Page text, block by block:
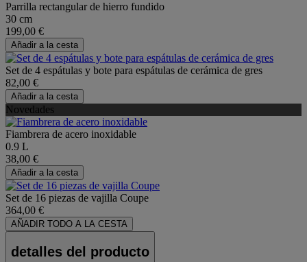
Parrilla rectangular de hierro fundido
30 cm
199,00 €
Añadir a la cesta
Set de 4 espátulas y bote para espátulas de cerámica de gres
82,00 €
Añadir a la cesta
Novedades
Fiambrera de acero inoxidable
0.9 L
38,00 €
Añadir a la cesta
Set de 16 piezas de vajilla Coupe
364,00 €
AÑADIR TODO A LA CESTA
detalles del producto